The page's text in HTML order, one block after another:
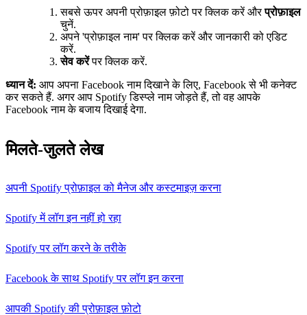
सबसे ऊपर अपनी प्रोफ़ाइल फ़ोटो पर क्लिक करें औरप्रोफ़ाइल
चुनें.
अपने 'प्रोफ़ाइल नाम' पर क्लिक करें और जानकारी को एडिट
करें.
सेव करेंपर क्लिक करें.
ध्यान दें: आप अपना Facebook नाम दिखाने के लिए, Facebook से भी कनेक्ट
कर सकते हैं. अगर आप Spotify डिस्प्ले नाम जोड़ते हैं, तो वह आपके
Facebook नाम के बजाय दिखाई देगा.
मिलते-जुलते लेख
अपनी Spotify प्रोफ़ाइल को मैनेज और कस्टमाइज़ करना
Spotify में लॉग इन नहीं हो रहा
Spotify पर लॉग करने के तरीके
Facebook के साथ Spotify पर लॉग इन करना
आपकी Spotify की प्रोफ़ाइल फ़ोटो